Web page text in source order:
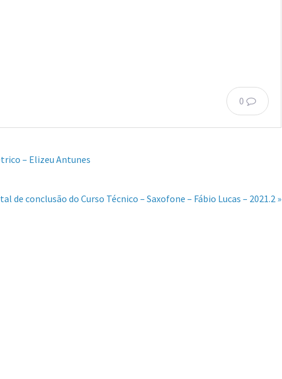
0
– Elizeu Antunes
de conclusão do Curso Técnico – Saxofone – Fábio Lucas – 2021.2 »